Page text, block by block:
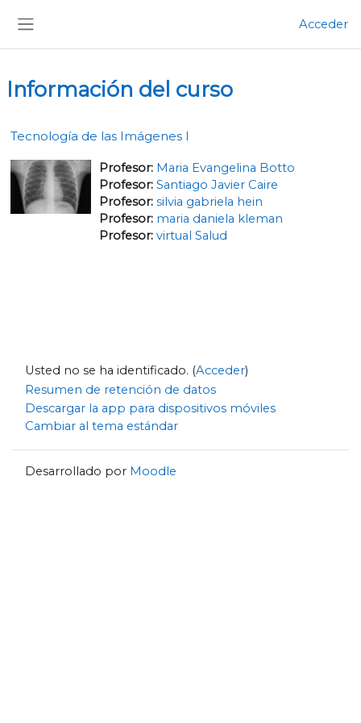
Acceder
Información del curso
Tecnología de las Imágenes I
Profesor: Maria Evangelina Botto
Profesor: Santiago Javier Caire
Profesor: silvia gabriela hein
Profesor: maria daniela kleman
Profesor: virtual Salud
Usted no se ha identificado. (Acceder)
Resumen de retención de datos
Descargar la app para dispositivos móviles
Cambiar al tema estándar
Desarrollado por Moodle